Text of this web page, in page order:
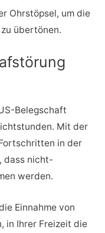
Ohrstöpsel, um die
übertönen.
Belegschaft
Mit der
in der
dass nicht-
werden.
Einnahme von
in Ihrer Freizeit die